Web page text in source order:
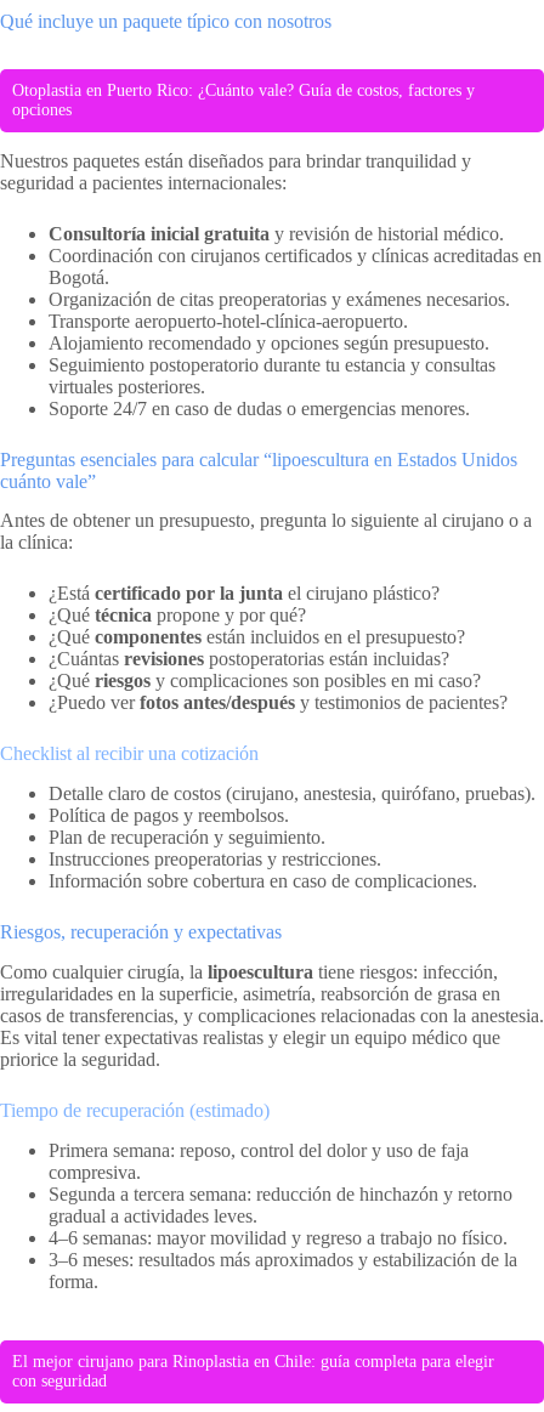
Qué incluye un paquete típico con nosotros
Otoplastia en Puerto Rico: ¿Cuánto vale? Guía de costos, factores y
opciones
Nuestros paquetes están diseñados para brindar tranquilidad y
seguridad a pacientes internacionales:
Consultoría inicial gratuita y revisión de historial médico.
Coordinación con cirujanos certificados y clínicas acreditadas en
Bogotá.
Organización de citas preoperatorias y exámenes necesarios.
Transporte aeropuerto-hotel-clínica-aeropuerto.
Alojamiento recomendado y opciones según presupuesto.
Seguimiento postoperatorio durante tu estancia y consultas
virtuales posteriores.
Soporte 24/7 en caso de dudas o emergencias menores.
Preguntas esenciales para calcular “lipoescultura en Estados Unidos
cuánto vale”
Antes de obtener un presupuesto, pregunta lo siguiente al cirujano o a
la clínica:
¿Está certificado por la junta el cirujano plástico?
¿Qué técnica propone y por qué?
¿Qué componentes están incluidos en el presupuesto?
¿Cuántas revisiones postoperatorias están incluidas?
¿Qué riesgos y complicaciones son posibles en mi caso?
¿Puedo verfotos antes/después y testimonios de pacientes?
Checklist al recibir una cotización
Detalle claro de costos (cirujano, anestesia, quirófano, pruebas).
Política de pagos y reembolsos.
Plan de recuperación y seguimiento.
Instrucciones preoperatorias y restricciones.
Información sobre cobertura en caso de complicaciones.
Riesgos, recuperación y expectativas
Como cualquier cirugía, la lipoescultura tiene riesgos: infección,
irregularidades en la superficie, asimetría, reabsorción de grasa en
casos de transferencias, y complicaciones relacionadas con la anestesia.
Es vital tener expectativas realistas y elegir un equipo médico que
priorice la seguridad.
Tiempo de recuperación (estimado)
Primera semana: reposo, control del dolor y uso de faja
compresiva.
Segunda a tercera semana: reducción de hinchazón y retorno
gradual a actividades leves.
4–6 semanas: mayor movilidad y regreso a trabajo no físico.
3–6 meses: resultados más aproximados y estabilización de la
forma.
El mejor cirujano para Rinoplastia en Chile: guía completa para elegir
con seguridad